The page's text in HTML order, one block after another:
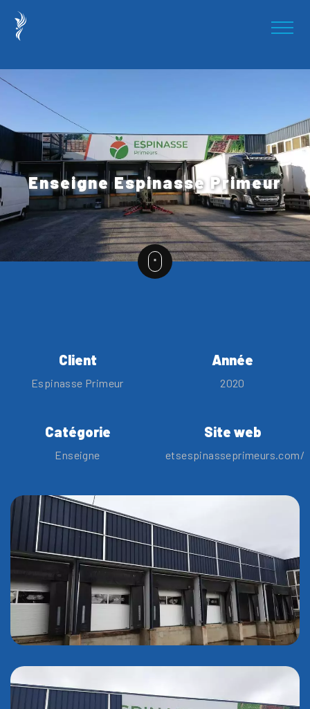
Enseigne Espinasse Primeur
Client
Espinasse Primeur
Année
2020
Catégorie
Enseigne
Site web
etsespinasseprimeurs.com/